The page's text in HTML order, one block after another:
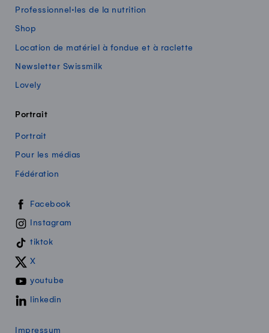
Professionnel·les de la nutrition
Shop
Location de matériel à fondue et à raclette
Newsletter Swissmilk
Lovely
Portrait
Portrait
Pour les médias
Fédération
Swissmilk sur les réseaux sociaux
Facebook
Instagram
tiktok
X
youtube
linkedin
Impressum